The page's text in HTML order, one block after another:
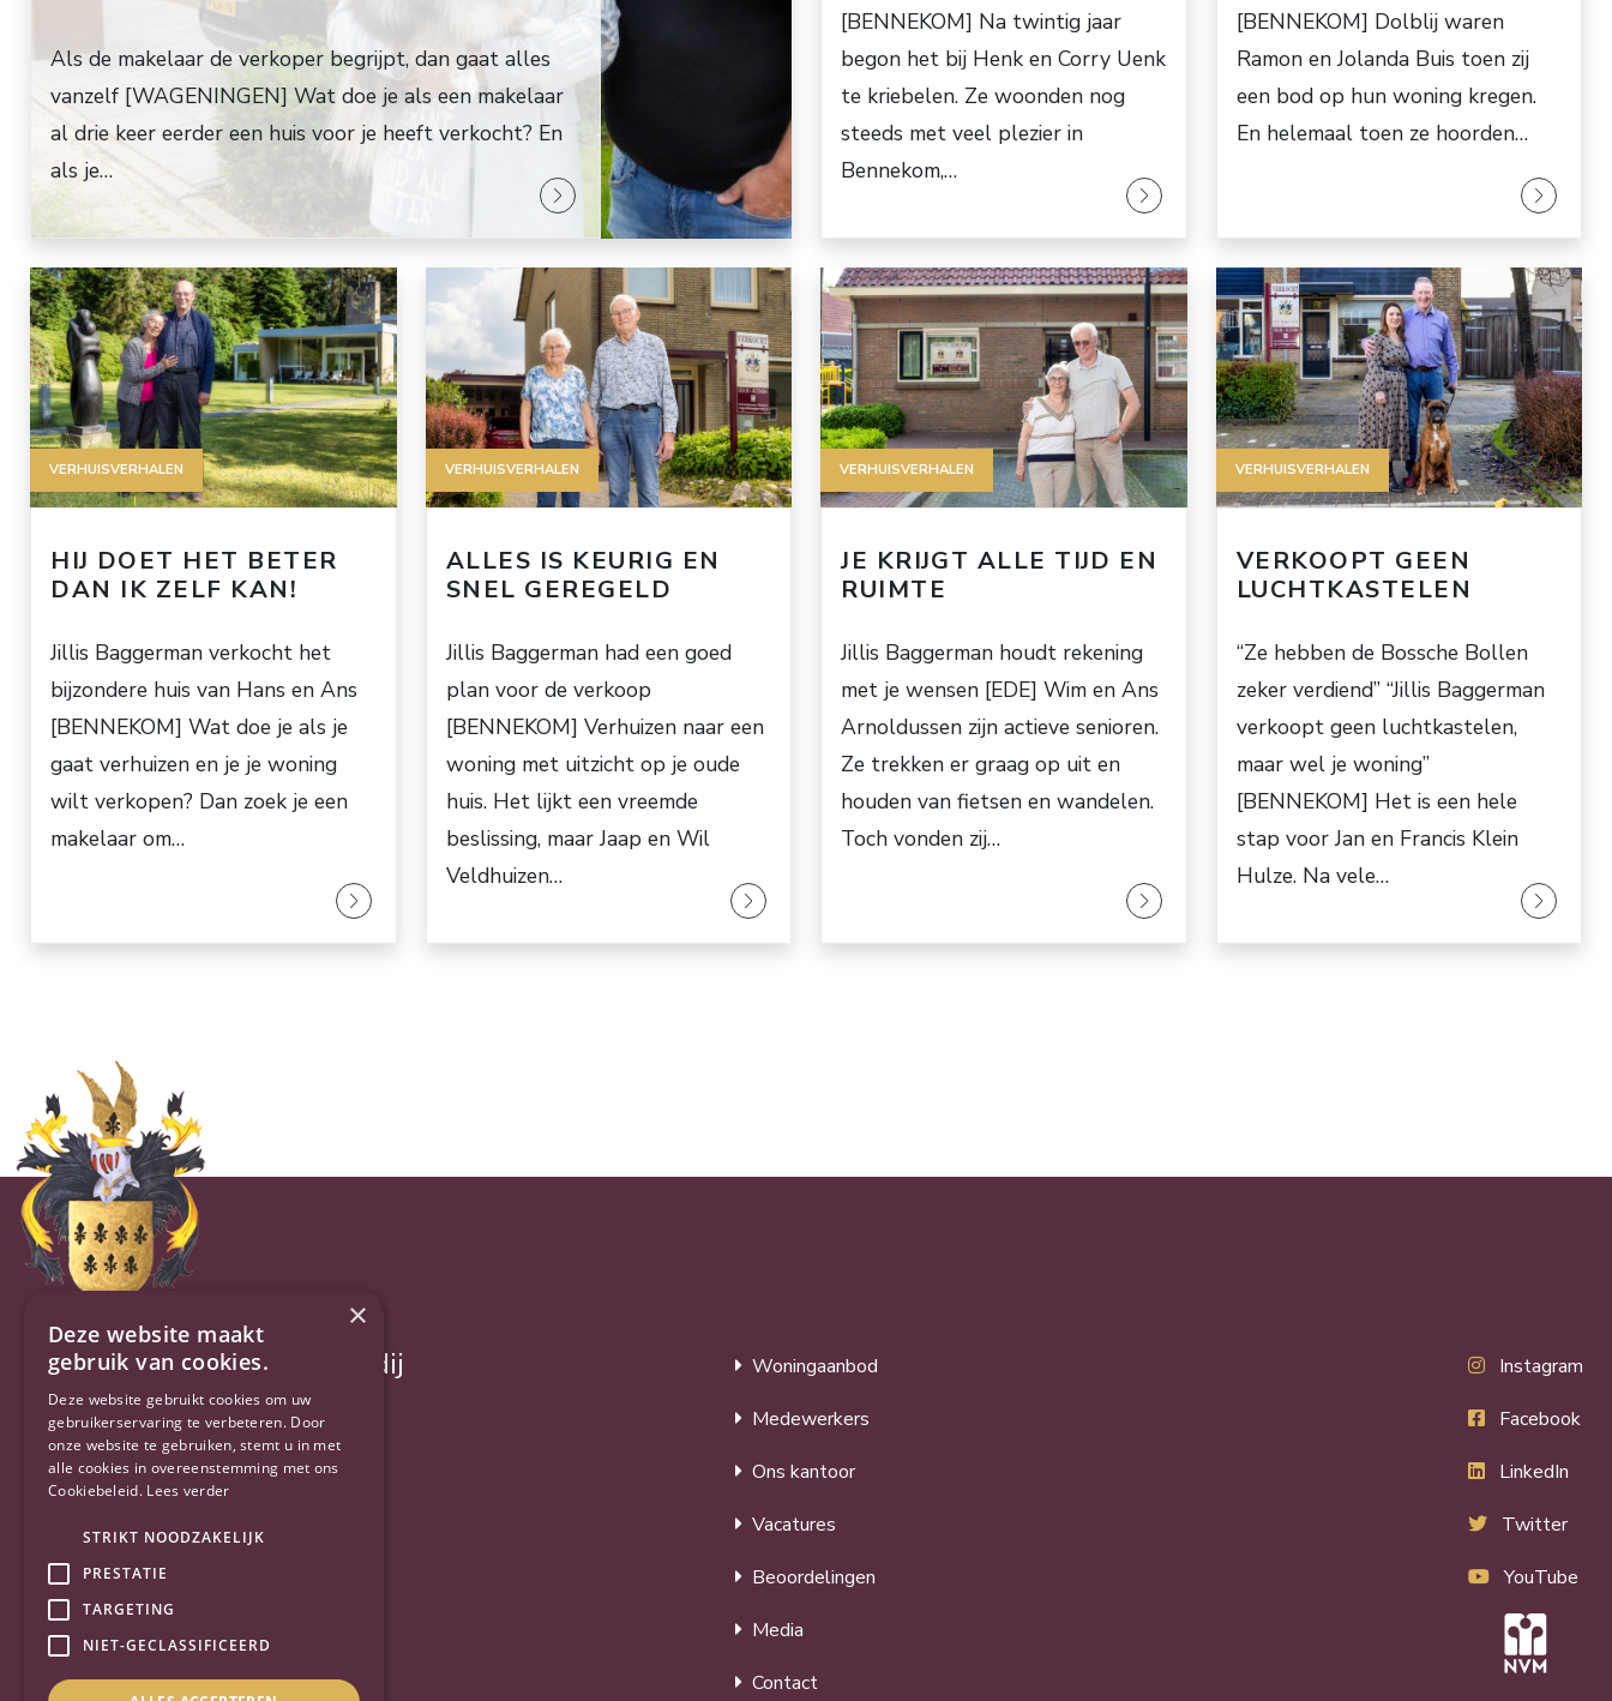
Als de makelaar de verkoper begrijpt, dan gaat alles
vanzelf [WAGENINGEN] Wat doe je als een makelaar
al drie keer eerder een huis voor je heeft verkocht? En
als je…
[BENNEKOM] Na twintig jaar
begon het bij Henk en Corry Uenk
te kriebelen. Ze woonden nog
steeds met veel plezier in
Bennekom,…
[BENNEKOM] Dolblij waren
Ramon en Jolanda Buis toen zij
een bod op hun woning kregen.
En helemaal toen ze hoorden…
VERHUISVERHALEN
HIJ DOET HET BETER
DAN IK ZELF KAN!
Jillis Baggerman verkocht het
bijzondere huis van Hans en Ans
[BENNEKOM] Wat doe je als je
gaat verhuizen en je je woning
wilt verkopen? Dan zoek je een
makelaar om…
VERHUISVERHALEN
ALLES IS KEURIG EN
SNEL GEREGELD
Jillis Baggerman had een goed
plan voor de verkoop
[BENNEKOM] Verhuizen naar een
woning met uitzicht op je oude
huis. Het lijkt een vreemde
beslissing, maar Jaap en Wil
Veldhuizen…
VERHUISVERHALEN
JE KRIJGT ALLE TIJD EN
RUIMTE
Jillis Baggerman houdt rekening
met je wensen [EDE] Wim en Ans
Arnoldussen zijn actieve senioren.
Ze trekken er graag op uit en
houden van fietsen en wandelen.
Toch vonden zij…
VERHUISVERHALEN
VERKOOPT GEEN
LUCHTKASTELEN
“Ze hebben de Bossche Bollen
zeker verdiend” “Jillis Baggerman
verkoopt geen luchtkastelen,
maar wel je woning”
[BENNEKOM] Het is een hele
stap voor Jan en Francis Klein
Hulze. Na vele…
Jillis Baggerman makelaardij
Commandeursweg 2
6721 TZ Bennekom
0318-415484
info@jillisbaggerman.nl
BTW: NL813918844B01
KvK: 09147892
Woningaanbod
Medewerkers
Ons kantoor
Vacatures
Beoordelingen
Media
Contact
Instagram
Facebook
LinkedIn
Twitter
YouTube
×
Deze website maakt
gebruik van cookies.
Deze website gebruikt cookies om uw
gebruikerservaring te verbeteren. Door
onze website te gebruiken, stemt u in met
alle cookies in overeenstemming met ons
Cookiebeleid. Lees verder
STRIKT NOODZAKELIJK
PRESTATIE
TARGETING
NIET-GECLASSIFICEERD